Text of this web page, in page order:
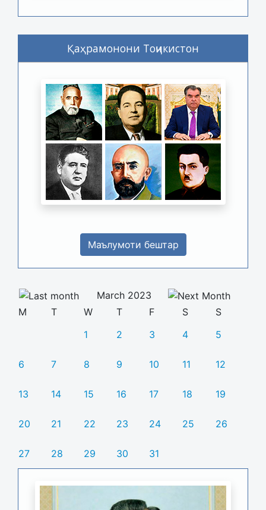
Қаҳрамонони Тоҷикистон
Маълумоти бештар
March 2023
M
T W T F S
S
1
2 3 4 5
6 7 8 9 10 11 12
13 14 15 16 17 18 19
20 21 22 23 24 25 26
27 28 29 30 31